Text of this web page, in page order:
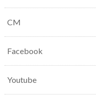
CM
Facebook
Youtube